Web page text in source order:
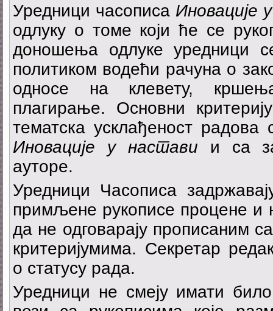
Уредници часописа Иновације
одлуку о томе који ће се
доношења одлуке уредници
политиком водећи рачуна о
односе на клевету,
плагирање. Основни
тематска усклађеност радова
Иновације у настави и са
ауторе.
Уредници Часописа
примљене рукописе процене и
да не одговарају прописаним
критеријумима. Секретар
о статусу рада.
Уредници не смеју имати